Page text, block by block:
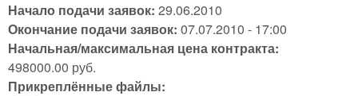
Начало подачи заявок: 29.06.2010
Окончание подачи заявок: 07.07.2010 - 17:00
Начальная/максимальная цена контракта:
498000.00 руб.
Прикреплённые файлы: